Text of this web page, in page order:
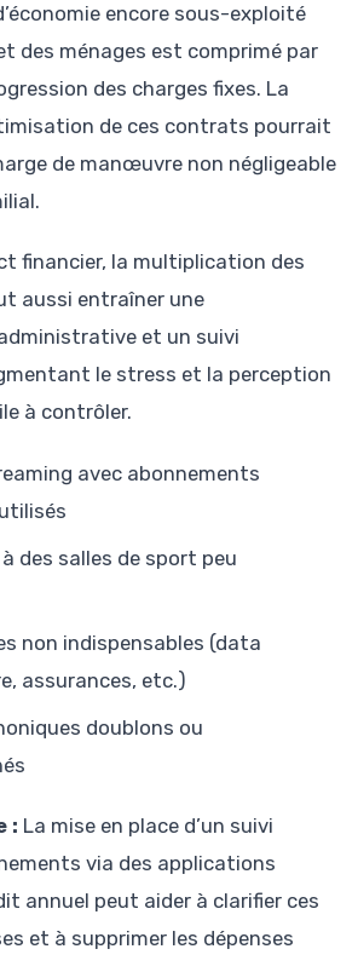
encore sous-exploité
des ménages est comprimé par
des charges fixes. La
de ces contrats pourrait
de manœuvre non négligeable
financier, la multiplication des
aussi entraîner une
et un suivi
le stress et la perception
à contrôler.
avec abonnements
des salles de sport peu
non indispensables (data
assurances, etc.)
doublons ou
: La mise en place d’un suivi
via des applications
annuel peut aider à clarifier ces
et à supprimer les dépenses